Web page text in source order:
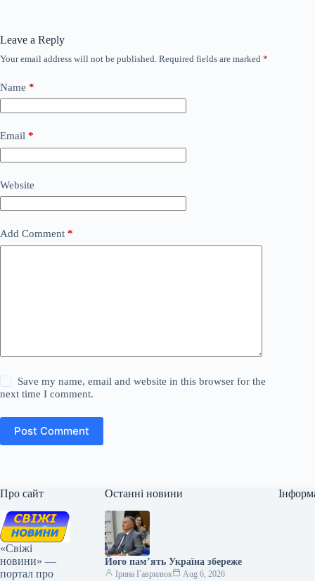
Leave a Reply
Your email address will not be published. Required fields are marked *
Name *
Email *
Website
Add Comment *
Save my name, email and website in this browser for the
next time I comment.
Post Comment
Про сайт
«Свіжі
новини» —
портал про
Останні новини
Його пам’ять Україна збереже
Ірина Гаврилюк Aug 6, 2026